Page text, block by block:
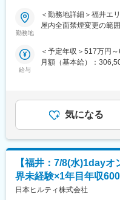
くミニマム金額となり
600万以上となり、上
■企業文化：
企業文化として特にチ
成されています。※直行
ムで製品情報や成功事
ームでのコミュニケー
変更の範囲：会社の定
※面接URLをご案内しま
※後日最終面接実施の
※選考会に参加できな
世界的なシェアを誇る
■業務詳細：
・提案商材：建設用留
機、ドリル、切削、留
／工具管理システム等
・働き方：直行直帰型
■当社の強み：
・製品開発への多額の
売り上げの6％を研究開
製品をリリースしてい
も入っており、製品力
勤務地
＜勤務地詳細＞福井エ
屋内全面禁煙変更の範
給与
＜予定年収＞517万円
月額（基本給）：
能です。■昇給有り■四
センティブ保証制度あ
／4年目・800万円／営
額であり、選考を通じ
固定手当を含めた表記
気になる
【福井：7/8(水)1day
界未経験×1年目年収
日本ヒルティ株式会社